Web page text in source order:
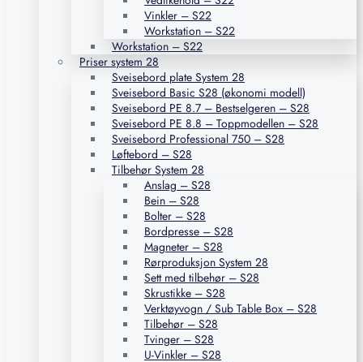
Vinkler – S22
Workstation – S22
Workstation – S22
Priser system 28
Sveisebord plate System 28
Sveisebord Basic S28 (økonomi modell)
Sveisebord PE 8.7 – Bestselgeren – S28
Sveisebord PE 8.8 – Toppmodellen – S28
Sveisebord Professional 750 – S28
Løftebord – S28
Tilbehør System 28
Anslag – S28
Bein – S28
Bolter – S28
Bordpresse – S28
Magneter – S28
Rørproduksjon System 28
Sett med tilbehør – S28
Skrustikke – S28
Verktøyvogn / Sub Table Box – S28
Tilbehør – S28
Tvinger – S28
U-Vinkler – S28